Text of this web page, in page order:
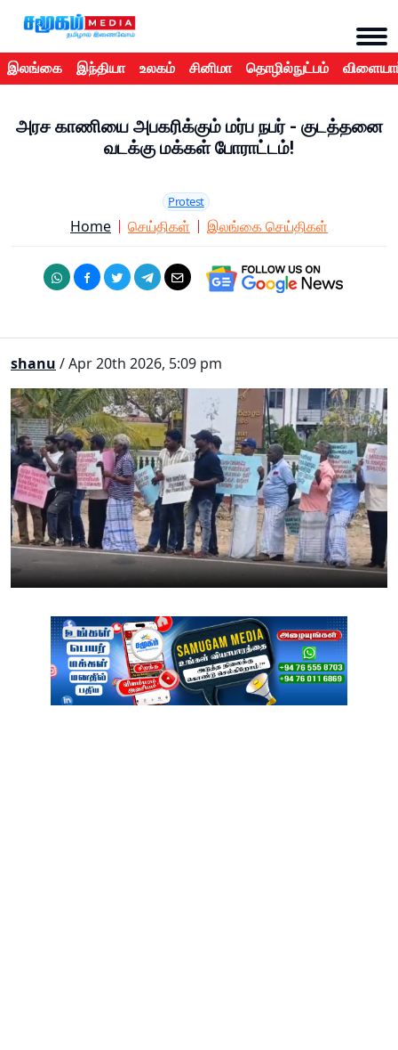
இலங்கை இந்தியா உலகம் சினிமா தொழில்நுட்பம்
அரச காணியை அபகரிக்கும் மர்ப நபர் - குடத்தனை
வடக்கு மக்கள் போராட்டம்!
Protest
Home செய்திகள் இலங்கை செய்திகள்
shanu / Apr 20th 2026, 5:09 pm